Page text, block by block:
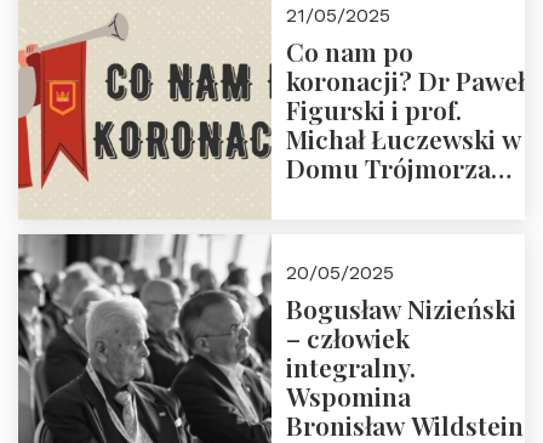
Zapraszamy do
zapisów.
21/05/2025
Co nam po
koronacji? Dr Paweł
Figurski i prof.
Michał Łuczewski w
Domu Trójmorza
20/05/2025
Bogusław Nizieński
– człowiek
integralny.
Wspomina
Bronisław Wildstein